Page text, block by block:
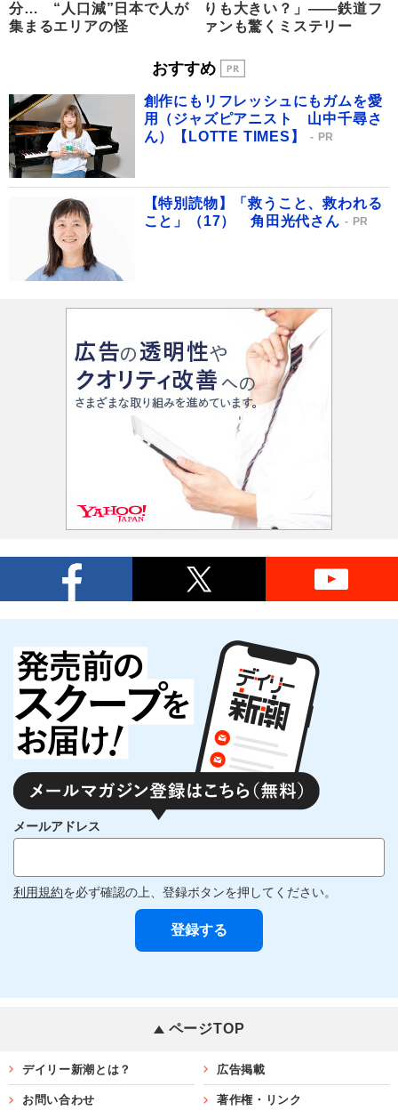
分… “人口減”日本で人が
集まるエリアの怪
りも大きい？」――鉄道フ
ァンも驚くミステリー
おすすめ
創作にもリフレッシュにもガムを愛
用（ジャズピアニスト 山中千尋さ
ん）【LOTTE TIMES】
PR
【特別読物】「救うこと、救われる
こと」（17） 角田光代さん
PR
メールアドレス
利用規約を必ず確認の上、登録ボタンを押してください。
ページTOP
デイリー新潮とは？ 広告掲載
お問い合わせ 著作権・リンク